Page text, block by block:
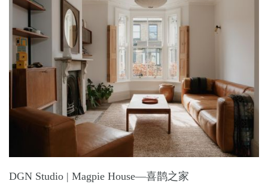
DGN Studio | Magpie House—喜鹊之家